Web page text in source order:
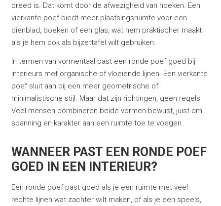
breed is. Dat komt door de afwezigheid van hoeken. Een
vierkante poef biedt meer plaatsingsruimte voor een
dienblad, boeken of een glas, wat hem praktischer maakt
als je hem ook als bijzettafel wilt gebruiken.
In termen van vormentaal past een ronde poef goed bij
interieurs met organische of vloeiende lijnen. Een vierkante
poef sluit aan bij een meer geometrische of
minimalistische stijl. Maar dat zijn richtingen, geen regels.
Veel mensen combineren beide vormen bewust, juist om
spanning en karakter aan een ruimte toe te voegen.
WANNEER PAST EEN RONDE POEF
GOED IN EEN INTERIEUR?
Een ronde poef past goed als je een ruimte met veel
rechte lijnen wat zachter wilt maken, of als je een speels,